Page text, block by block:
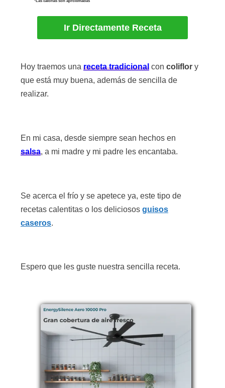
Ir Directamente Receta
Hoy traemos una receta tradicional con coliflor y
que está muy buena, además de sencilla de
realizar.
En mi casa, desde siempre sean hechos en
salsa, a mi madre y mi padre les encantaba.
Se acerca el frío y se apetece ya, este tipo de
recetas calentitas o los deliciosos guisos
caseros.
Espero que les guste nuestra sencilla receta.